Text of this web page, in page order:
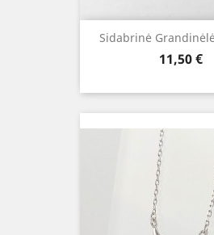
Sidabrinė
Kaina
11,50 €